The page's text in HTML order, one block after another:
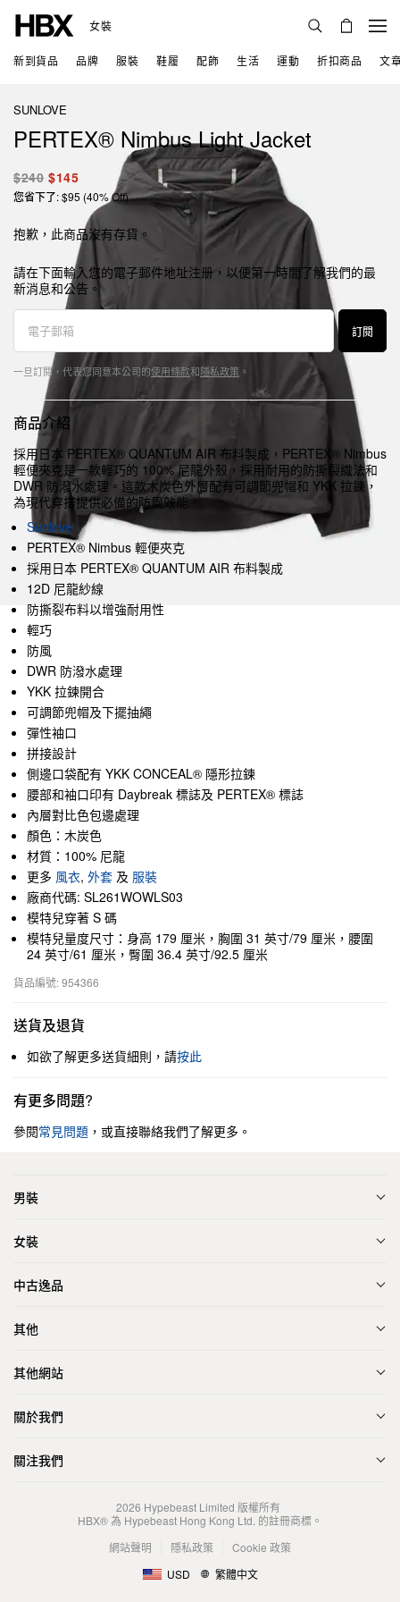
女裝
新到貨品 品牌 服裝 鞋履 配飾 生活 運動 折扣商品 文
SUNLOVE
PERTEX® Nimbus Light Jacket
$240 $145
您省下了: $95 (40% Off)
抱歉，此商品沒有存貨。
請在下面輸入您的電子郵件地址注册，以便第一時間了解我們的最
新消息和公告。
訂閱
一旦訂閱，代表您同意本公司的使用條款和隱私政策 。
商品介紹
採用日本 PERTEX® QUANTUM AIR 布料製成，PERTEX® Nimbus
輕便夾克是一款輕巧的 100% 尼龍外殼，採用耐用的防撕裂織法和
DWR 防潑水處理。這款木炭色外層配有可調節兜帽和 YKK 拉鍊，
為現代穿搭提供必備的防風效能。
Sunlove
PERTEX® Nimbus 輕便夾克
採用日本 PERTEX® QUANTUM AIR 布料製成
12D 尼龍紗線
防撕裂布料以增強耐用性
輕巧
防風
DWR 防潑水處理
YKK 拉鍊開合
可調節兜帽及下擺抽繩
彈性袖口
拼接設計
側邊口袋配有 YKK CONCEAL® 隱形拉鍊
腰部和袖口印有 Daybreak 標誌及 PERTEX® 標誌
內層對比色包邊處理
顏色：木炭色
材質：100% 尼龍
更多 風衣, 外套 及 服裝
廠商代碼: SL261WOWLS03
模特兒穿著 S 碼
模特兒量度尺寸：身高 179 厘米，胸圍 31 英寸/79 厘米，腰圍
24 英寸/61 厘米，臀圍 36.4 英寸/92.5 厘米
貨品編號: 954366
送貨及退貨
如欲了解更多送貨細則，請按此
有更多問題?
參閱常見問題 ，或直接聯絡我們了解更多。
男裝
女裝
中古逸品
其他
其他網站
關於我們
關注我們
2026 Hypebeast Limited 版權所有
HBX® 為 Hypebeast Hong Kong Ltd. 的註冊商標。
網站聲明
隱私政策
Cookie 政策
USD
繁體中文